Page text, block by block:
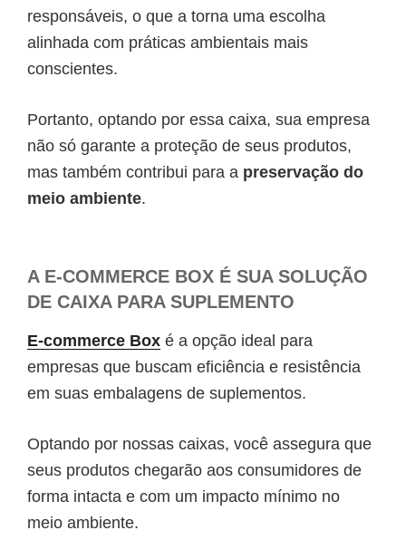
responsáveis, o que a torna uma escolha
alinhada com práticas ambientais mais
conscientes.
Portanto, optando por essa caixa, sua empresa
não só garante a proteção de seus produtos,
mas também contribui para a preservação do
meio ambiente.
A E-COMMERCE BOX É SUA SOLUÇÃO
DE CAIXA PARA SUPLEMENTO
E-commerce Box é a opção ideal para
empresas que buscam eficiência e resistência
em suas embalagens de suplementos.
Optando por nossas caixas, você assegura que
seus produtos chegarão aos consumidores de
forma intacta e com um impacto mínimo no
meio ambiente.